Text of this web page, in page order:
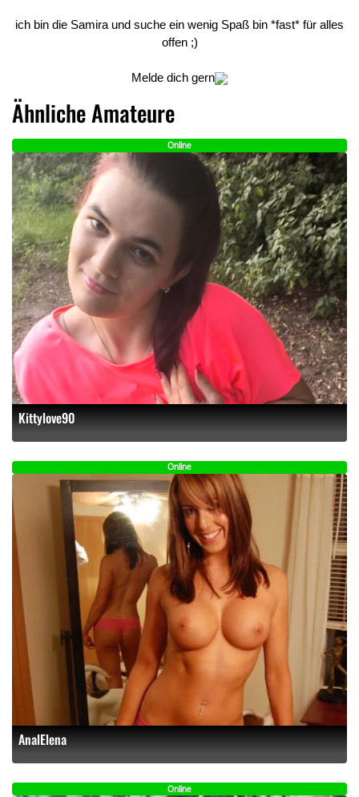
ich bin die Samira und suche ein wenig Spaß bin *fast* für alles
offen ;)
Melde dich gern
Ähnliche Amateure
Online
Kittylove90
Online
AnalElena
Online